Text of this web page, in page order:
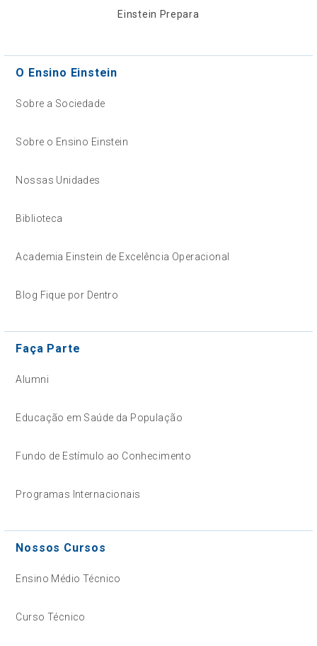
Einstein Prepara
O Ensino Einstein
Sobre a Sociedade
Sobre o Ensino Einstein
Nossas Unidades
Biblioteca
Academia Einstein de Excelência Operacional
Blog Fique por Dentro
Faça Parte
Alumni
Educação em Saúde da População
Fundo de Estímulo ao Conhecimento
Programas Internacionais
Nossos Cursos
Ensino Médio Técnico
Curso Técnico